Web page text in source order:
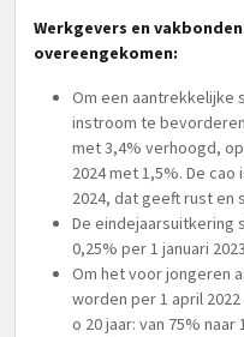
Werkgevers en
overeengekomen:
Om een aantrekkelijke
instroom te
met 3,4% verhoogd,
2024 met 1,5%. De
2024, dat geeft rust en
De eindejaarsuitkering
0,25% per 1 januari
Om het voor jongeren
worden per 1 april
o 20 jaar: van 75%